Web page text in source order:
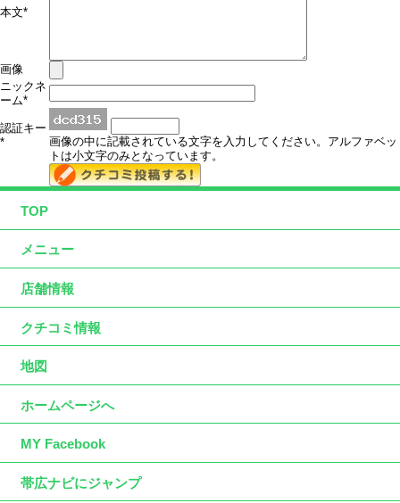
本文*
画像
ニックネ
ーム*
認証キー
*
画像の中に記載されている文字を入力してください。アルファベッ
トは小文字のみとなっています。
TOP
メニュー
店舗情報
クチコミ情報
地図
ホームページへ
MY Facebook
帯広ナビにジャンプ